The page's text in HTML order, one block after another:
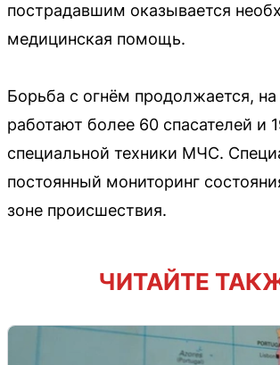
пострадавшим оказывается
медицинская помощь.
Борьба с огнём продолжается,
работают более 60 спасателей и
специальной техники МЧС.
постоянный мониторинг
зоне происшествия.
ЧИТАЙТЕ